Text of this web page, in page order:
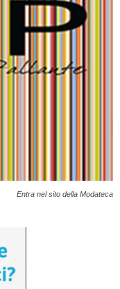
Entra nel sito della Modateca